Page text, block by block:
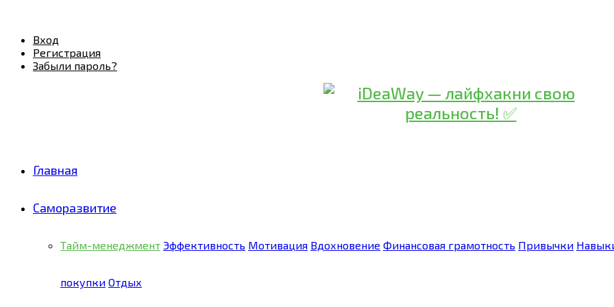
Вход
Регистрация
Забыли пароль?
Главная
Саморазвитие
Тайм-менеджмент Эффективность Мотивация Вдохновение Финансовая грамотность Привычки
покупки Отдых